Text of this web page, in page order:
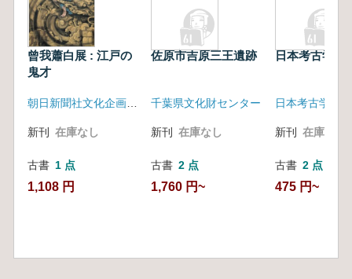
曾我蕭白展 : 江戸の
鬼才
新刊 在庫なし
古書 1 点
1,108 円
佐原市吉原三王遺跡
千葉県文化財センター
新刊 在庫なし
古書 2 点
1,760 円~
日本考古学
日本考古学協会
新刊 在庫なし
古書 2 点
475 円~